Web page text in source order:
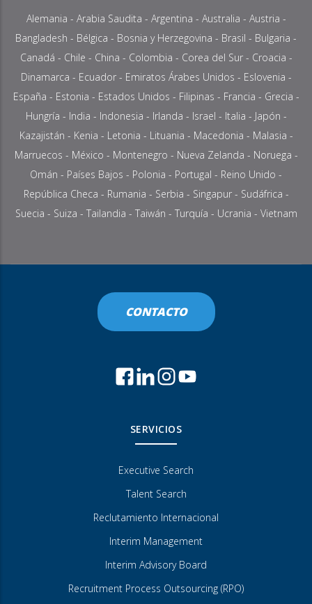
Alemania - Arabia Saudita - Argentina - Australia - Austria -
Bangladesh - Bélgica - Bosnia y Herzegovina - Brasil - Bulgaria -
Canadá - Chile - China - Colombia - Corea del Sur - Croacia -
Dinamarca - Ecuador- Emiratos Árabes Unidos - Eslovenia -
España - Estonia - Estados Unidos - Filipinas - Francia - Grecia -
Hungría - India - Indonesia - Irlanda - Israel - Italia - Japón -
Kazajistán - Kenia - Letonia - Lituania - Macedonia - Malasia -
Marruecos - México - Montenegro - Nueva Zelanda - Noruega -
Omán - Países Bajos - Polonia - Portugal - Reino Unido -
República Checa - Rumania - Serbia - Singapur- Sudáfrica -
Suecia - Suiza - Tailandia - Taiwán - Turquía - Ucrania - Vietnam
CONTACTO
SERVICIOS
Executive Search
Talent Search
Reclutamiento Internacional
Interim Management
Interim Advisory Board
Recruitment Process Outsourcing (RPO)